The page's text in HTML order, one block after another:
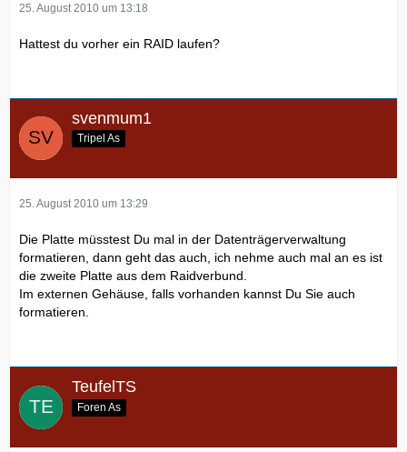
25. August 2010 um 13:18
Hattest du vorher ein RAID laufen?
svenmum1
Tripel As
25. August 2010 um 13:29
Die Platte müsstest Du mal in der Datenträgerverwaltung
formatieren, dann geht das auch, ich nehme auch mal an es ist
die zweite Platte aus dem Raidverbund.
Im externen Gehäuse, falls vorhanden kannst Du Sie auch
formatieren.
TeufelTS
Foren As